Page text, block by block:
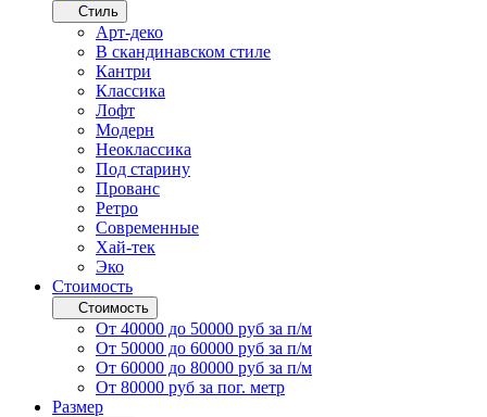
Стиль
Арт-деко
В скандинавском стиле
Кантри
Классика
Лофт
Модерн
Неоклассика
Под старину
Прованс
Ретро
Современные
Хай-тек
Эко
Стоимость
Стоимость
От 40000 до 50000 руб за п/м
От 50000 до 60000 руб за п/м
От 60000 до 80000 руб за п/м
От 80000 руб за пог. метр
Размер